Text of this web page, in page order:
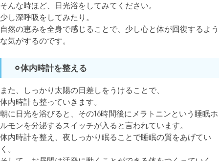
そんな時ほど、日光浴をしてみてください。
少し深呼吸をしてみたり。
自然の恵みを全身で感じることで、少し心と体が回復するよう
な気がするのです。
⚪︎体内時計を整える
また、しっかり太陽の日差しをうけることで、
体内時計も整っていきます。
朝に日光を浴びると、その16時間後にメラトニンという睡眠ホ
ルモンを分泌するスイッチが入ると言われています。
体内時計を整え、夜しっかり眠ることで睡眠の質をあげてい
く。